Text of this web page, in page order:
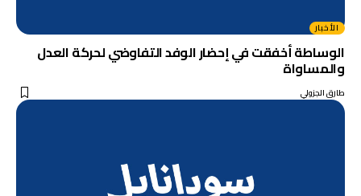
الأخبار
الوساطة أخفقت في إحضار الوفد التفاوضي لحركة العدل
والمساواة
طارق الجزولي